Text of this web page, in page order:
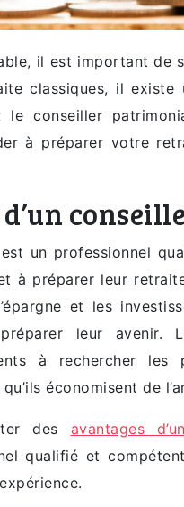
il est important de
classiques, il
conseiller
à préparer votre
d’un
un professionnel
à préparer leur
et les
leur avenir.
à rechercher les
économisent de
des avantages
qualifié et